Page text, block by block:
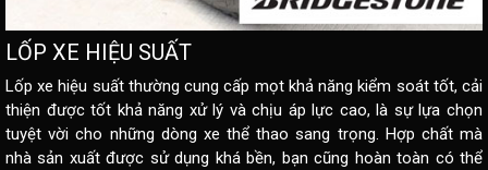
LỐP XE HIỆU SUẤT
Lốp xe hiệu suất thường cung cấp mọt khả năng kiểm soát tốt, cải
thiện được tốt khả năng xử lý và chịu áp lực cao, là sự lựa chọn
tuyệt vời cho những dòng xe thể thao sang trọng. Hợp chất mà
nhà sản xuất được sử dụng khá bền, bạn cũng hoàn toàn có thể